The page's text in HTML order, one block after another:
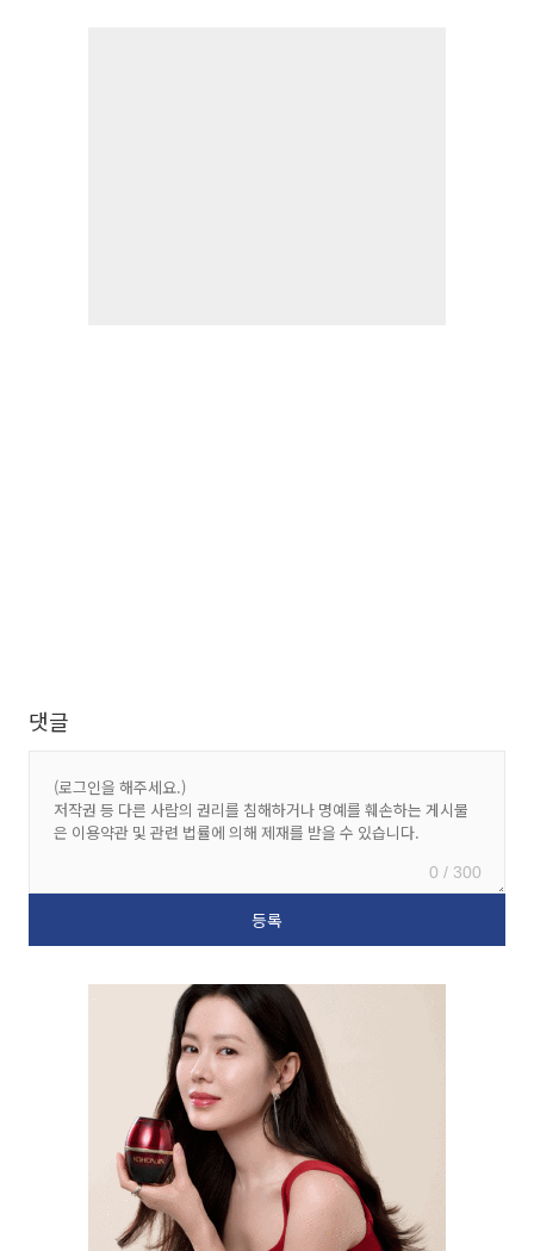
댓글
0 / 300